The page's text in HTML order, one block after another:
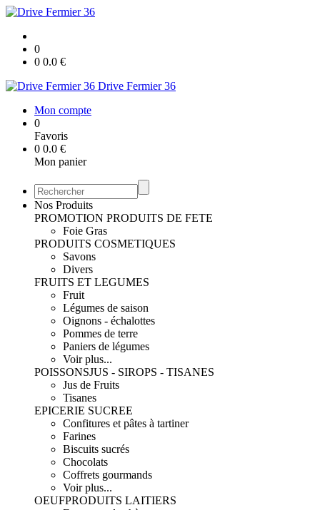
0
0 0.0 €
Drive Fermier 36
Mon compte
0
Favoris
0 0.0 €
Mon panier
Nos Produits
PROMOTION PRODUITS DE FETE
Foie Gras
PRODUITS COSMETIQUES
Savons
Divers
FRUITS ET LEGUMES
Fruit
Légumes de saison
Oignons - échalottes
Pommes de terre
Paniers de légumes
Voir plus...
POISSONSJUS - SIROPS - TISANES
Jus de Fruits
Tisanes
EPICERIE SUCREE
Confitures et pâtes à tartiner
Farines
Biscuits sucrés
Chocolats
Coffrets gourmands
Voir plus...
OEUFPRODUITS LAITIERS